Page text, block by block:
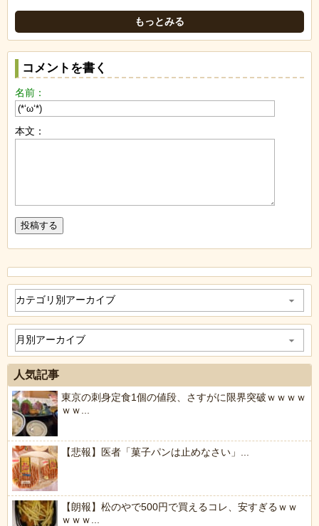
もっとみる
コメントを書く
名前：
本文：
人気記事
東京の刺身定食1個の値段、さすがに限界突破ｗｗｗｗ
ｗｗ...
【悲報】医者「菓子パンは止めなさい」...
【朗報】松のやで500円で買えるコレ、安すぎるｗｗ
ｗｗｗ...